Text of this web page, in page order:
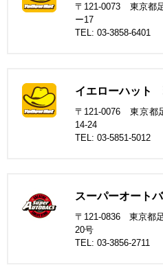
〒121-0073 東京都
ー17
TEL: 03-3858-6401
イエローハット
〒121-0076 東京都
14-24
TEL: 03-5851-5012
スーパーオート
〒121-0836 東京都
20号
TEL: 03-3856-2711